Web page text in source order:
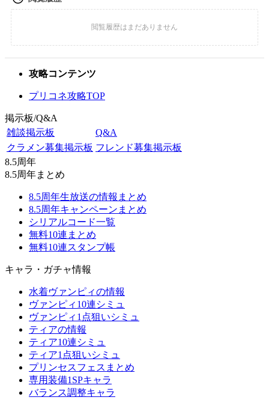
攻略コンテンツ
プリコネ攻略TOP
掲示板/Q&A
雑談掲示板
Q&A
クラメン募集掲示板 フレンド募集掲示板
8.5周年
8.5周年まとめ
8.5周年生放送の情報まとめ
8.5周年キャンペーンまとめ
シリアルコード一覧
無料10連まとめ
無料10連スタンプ帳
キャラ・ガチャ情報
水着ヴァンピィの情報
ヴァンピィ10連シミュ
ヴァンピィ1点狙いシミュ
ティアの情報
ティア10連シミュ
ティア1点狙いシミュ
プリンセスフェスまとめ
専用装備1SPキャラ
バランス調整キャラ